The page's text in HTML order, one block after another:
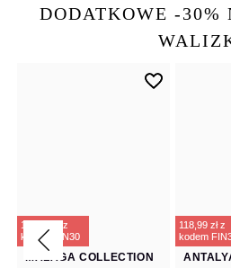
DODATKOWE -30%
125,99 zł z
kodem FIN30
125,99 zł z
kodem FIN30
MALAGA COLLECTION
118,99 zł z
kodem
118,99 zł z
kodem